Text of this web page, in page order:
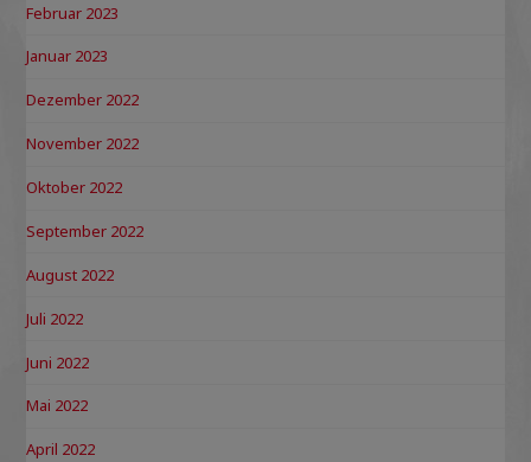
Februar 2023
Januar 2023
Dezember 2022
November 2022
Oktober 2022
September 2022
August 2022
Juli 2022
Juni 2022
Mai 2022
April 2022